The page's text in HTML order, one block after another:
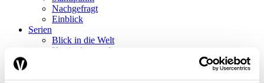
Nachgefragt
Einblick
Serien
Blick in die Welt
Konjunkturtendenzen